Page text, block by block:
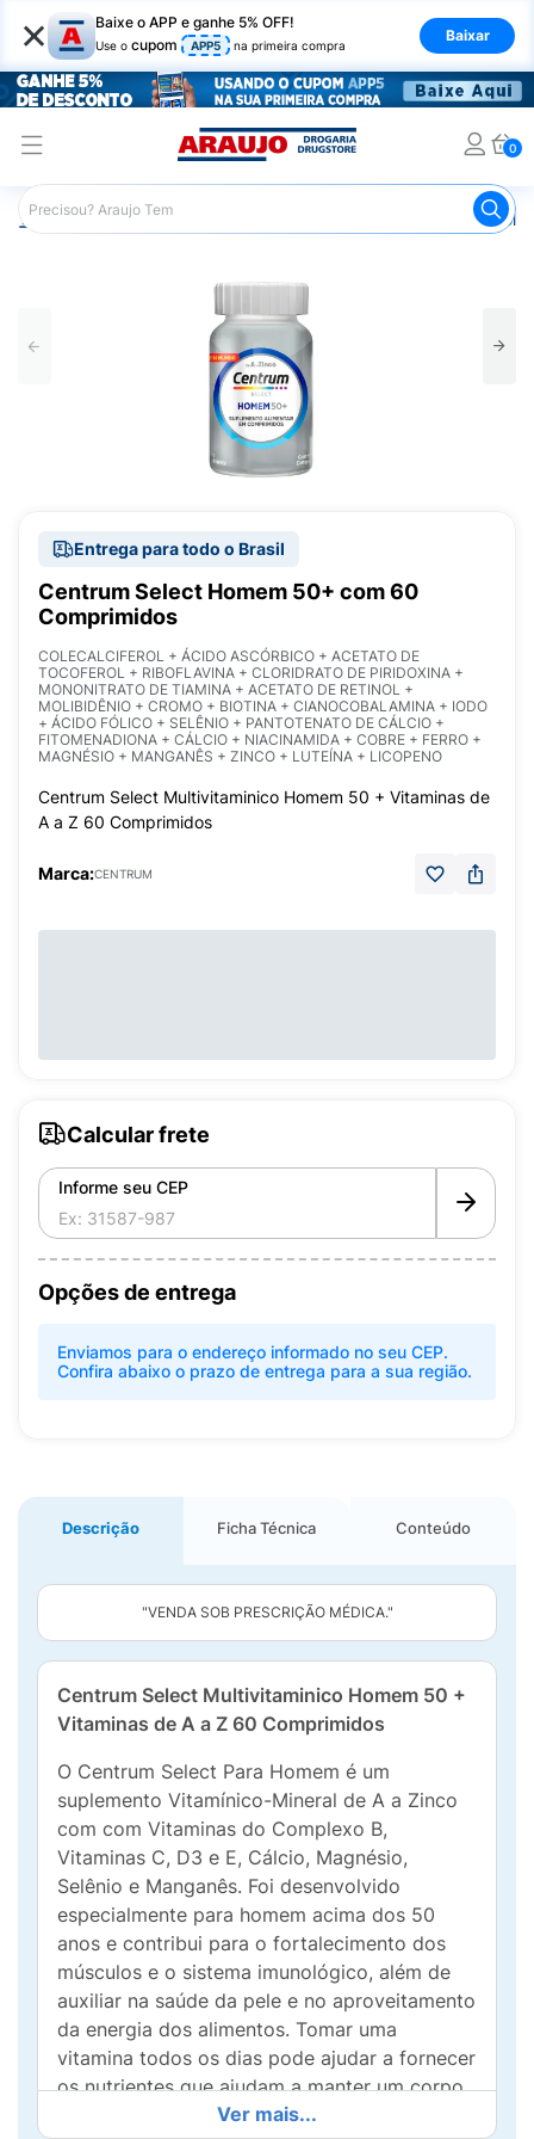
× Baixe o APP e ganhe 5% OFF!
Use o cupom APP5 na primeira compra
Baixar
0
Araujo Saúde e Bem Estar
Entrega para todo o Brasil
Centrum Select Homem 50+ com 60
Comprimidos
COLECALCIFEROL + ÁCIDO ASCÓRBICO + ACETATO DE
TOCOFEROL + RIBOFLAVINA + CLORIDRATO DE PIRIDOXINA +
MONONITRATO DE TIAMINA + ACETATO DE RETINOL +
MOLIBIDÊNIO + CROMO + BIOTINA + CIANOCOBALAMINA + IODO
+ ÁCIDO FÓLICO + SELÊNIO + PANTOTENATO DE CÁLCIO +
FITOMENADIONA + CÁLCIO + NIACINAMIDA + COBRE + FERRO +
MAGNÉSIO + MANGANÊS + ZINCO + LUTEÍNA + LICOPENO
Centrum Select Multivitaminico Homem 50 + Vitaminas de
A a Z 60 Comprimidos
Marca:CENTRUM
Calcular frete
Informe seu CEP
Opções de entrega
Enviamos para o endereço informado no seu CEP.
Confira abaixo o prazo de entrega para a sua região.
Descrição Ficha Técnica Conteúdo
"VENDA SOB PRESCRIÇÃO MÉDICA."
Centrum Select Multivitaminico Homem 50 +
Vitaminas de A a Z 60 Comprimidos
O Centrum Select Para Homem é um
suplemento Vitamínico-Mineral de A a Zinco
com com Vitaminas do Complexo B,
Vitaminas C, D3 e E, Cálcio, Magnésio,
Selênio e Manganês. Foi desenvolvido
especialmente para homem acima dos 50
anos e contribui para o fortalecimento dos
músculos e o sistema imunológico, além de
auxiliar na saúde da pele e no aproveitamento
da energia dos alimentos. Tomar uma
vitamina todos os dias pode ajudar a fornecer
os nutrientes que ajudam a manter um corpo
saudável. O Zinco presente na composição
Ver mais...